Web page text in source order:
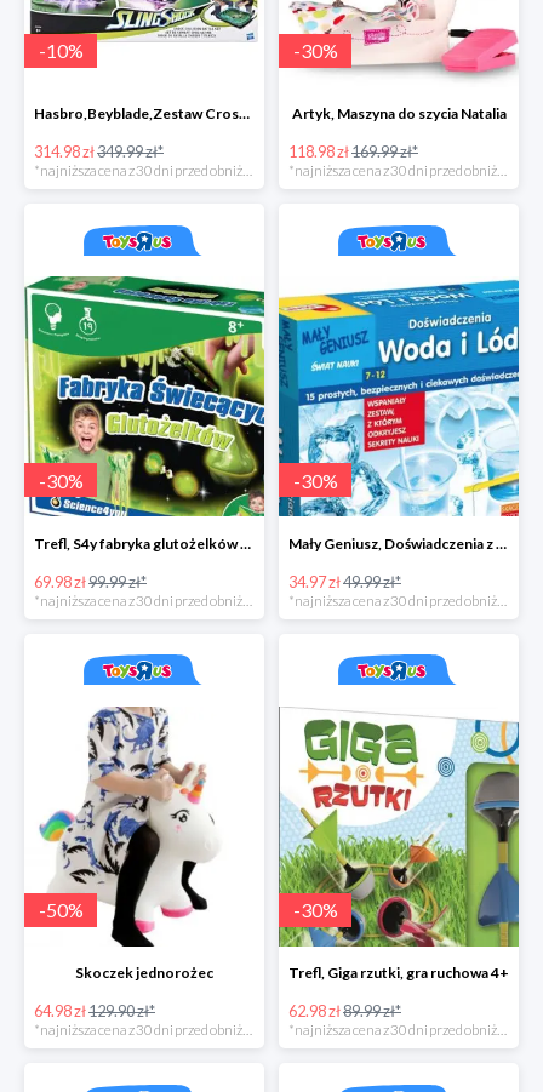
-10%
Hasbro,Beyblade,Zestaw Cross collision battle -35zł
314.98 zł349.99 zł*
*najniższa cena z 30 dni przed obniżką
-30%
Artyk, Maszyna do szycia Natalia
118.98 zł169.99 zł*
*najniższa cena z 30 dni przed obniżką
-30%
Trefl, S4y fabryka glutożelków głów duża
69.98 zł99.99 zł*
-30%
Mały Geniusz, Doświadczenia z wodą i lodem
34.97 zł49.99 zł*
-50%
Skoczek jednorożec
64.98 zł129.90 zł*
*najniższa cena z 30 dni przed obniżką
-30%
Trefl, Giga rzutki, gra ruchowa 4+
62.98 zł89.99 zł*
*najniższa cena z 30 dni przed obniżką